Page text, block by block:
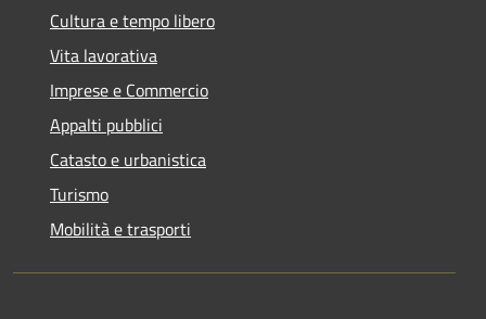
Cultura e tempo libero
Vita lavorativa
Imprese e Commercio
Appalti pubblici
Catasto e urbanistica
Turismo
Mobilità e trasporti